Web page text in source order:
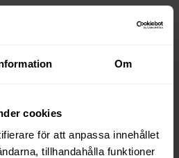
Om
cookies
för att anpassa innehållet
tillhandahålla funktioner